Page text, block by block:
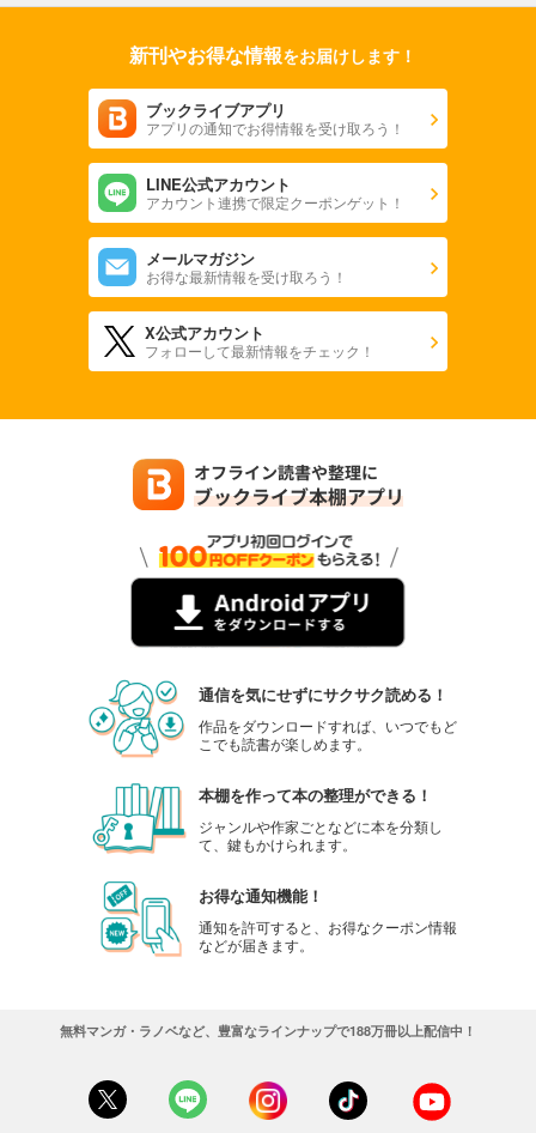
新刊やお得な情報をお届けします！
ブックライブアプリ
アプリの通知でお得情報を受け取ろう！
LINE公式アカウント
アカウント連携で限定クーポンゲット！
メールマガジン
お得な最新情報を受け取ろう！
X公式アカウント
フォローして最新情報をチェック！
通信を気にせずにサクサク読める！
作品をダウンロードすれば、いつでもど
こでも読書が楽しめます。
本棚を作って本の整理ができる！
ジャンルや作家ごとなどに本を分類し
て、鍵もかけられます。
お得な通知機能！
通知を許可すると、お得なクーポン情報
などが届きます。
無料マンガ・ラノベなど、豊富なラインナップで188万冊以上配信中！